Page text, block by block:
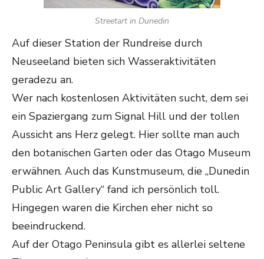
Streetart in Dunedin
Auf dieser Station der Rundreise durch
Neuseeland bieten sich Wasseraktivitäten
geradezu an.
Wer nach kostenlosen Aktivitäten sucht, dem sei
ein Spaziergang zum Signal Hill und der tollen
Aussicht ans Herz gelegt. Hier sollte man auch
den botanischen Garten oder das Otago Museum
erwähnen. Auch das Kunstmuseum, die „Dunedin
Public Art Gallery“ fand ich persönlich toll.
Hingegen waren die Kirchen eher nicht so
beeindruckend.
Auf der Otago Peninsula gibt es allerlei seltene